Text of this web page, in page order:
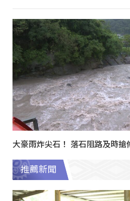
大豪雨炸尖石！ 落石阻路及時搶
推薦新聞